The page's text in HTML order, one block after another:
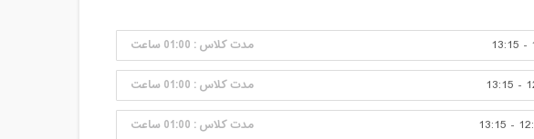
مدت کلاس : 01:00 ساعت
مدت کلاس : 01:00 ساعت
مدت کلاس : 01:00 ساعت